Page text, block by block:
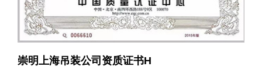
崇明上海吊装公司资质证书H